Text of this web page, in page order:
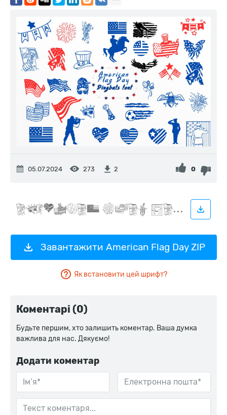
05.07.2024 273 2 0
Завантажити American Flag Day ZIP
Як встановити цей шрифт?
Коментарі (0)
Будьте першим, хто залишить коментар. Ваша думка
важлива для нас. Дякуємо!
Додати коментар